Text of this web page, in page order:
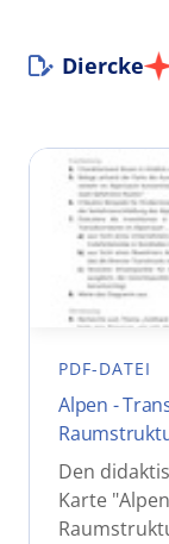
Diercke
PDF-DATEI
Alpen -
Den
Karte